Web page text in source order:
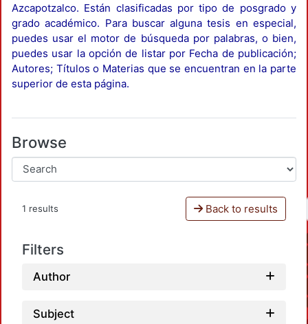
Azcapotzalco. Están clasificadas por tipo de posgrado y
grado académico. Para buscar alguna tesis en especial,
puedes usar el motor de búsqueda por palabras, o bien,
puedes usar la opción de listar por Fecha de publicación;
Autores; Títulos o Materias que se encuentran en la parte
superior de esta página.
Browse
1 results Back to results
Filters
Author
Subject